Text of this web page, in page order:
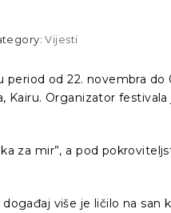
Vijesti
period od 22. novembra
Organizator
za mir”, a pod
više je ličilo na